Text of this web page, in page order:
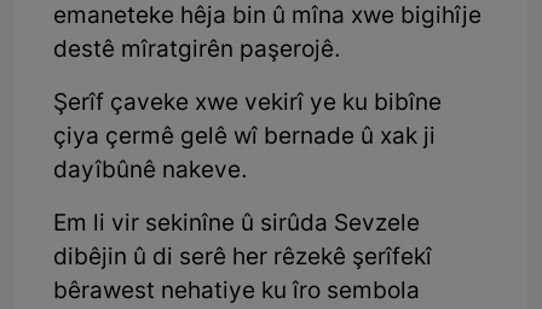
emaneteke hêja bin û mîna xwe bigihîje
destê mîratgirên paşerojê.
Şerîf çaveke xwe vekirî ye ku bibîne
çiya çermê gelê wî bernade û xak ji
dayîbûnê nakeve.
Em li vir sekinîne û sirûda Sevzele
dibêjin û di serê her rêzekê şerîfekî
bêrawest nehatiye ku îro sembola